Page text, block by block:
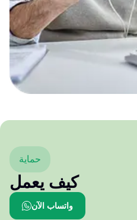
حماية
كيف يعمل
واتساب الآن